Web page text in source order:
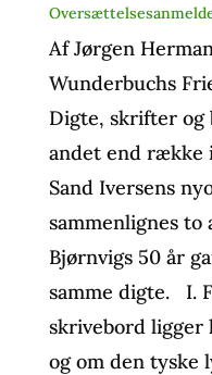
Af Jørgen
Wunderbuchs
Digte, skrifter og
andet end række
Sand Iversens
sammenlignes
Bjørnvigs 50 år
samme digte. I.
skrivebord ligger
og om den tyske